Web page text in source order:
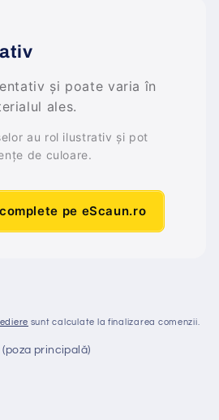
și poate varia în
ales.
au rol ilustrativ și pot
de culoare.
pe eScaun.ro
sunt calculate la finalizarea comenzii.
principală)